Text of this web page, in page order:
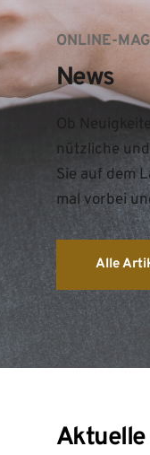
ONLINE-
News
Ob
nützliche
Sie auf dem
mal vorbei
Alle
Aktuelle